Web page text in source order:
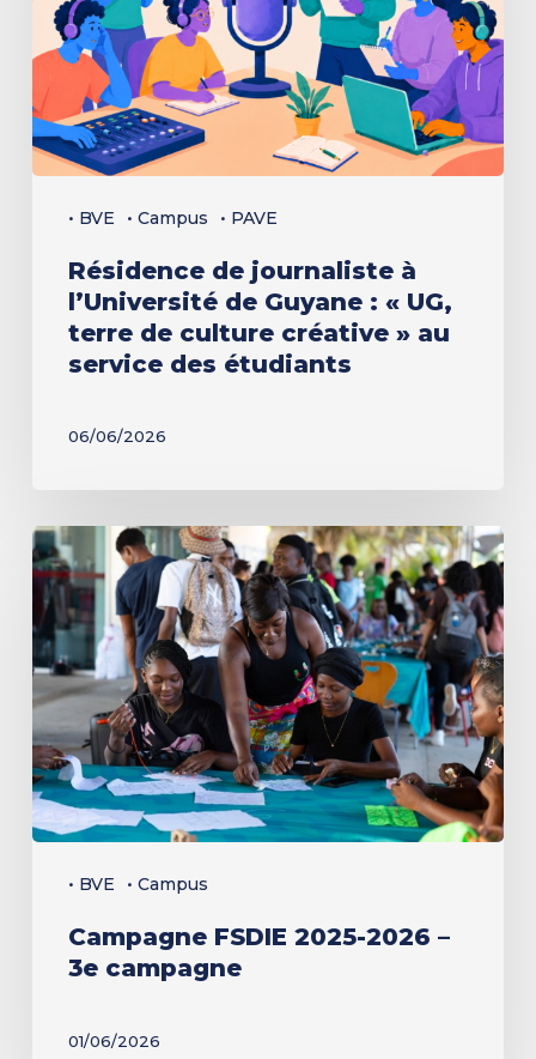
• BVE • Campus • PAVE
l’Université
de
Guyane
culture
créative
service
étudiants
Résidence de journaliste à
l’Université de Guyane : « UG,
terre de culture créative » au
service des étudiants
06/06/2026
• BVE • Campus
Campagne
FSDIE
2025-
2026
campagne
Campagne FSDIE 2025-2026 –
3e campagne
01/06/2026